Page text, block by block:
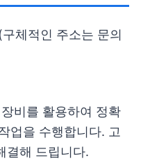
체적인 주소는 문의
비를 활용하여 정확
업을 수행합니다. 고
결해 드립니다.